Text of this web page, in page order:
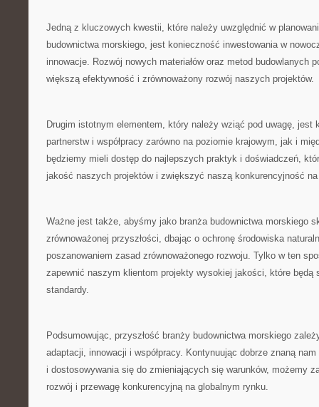
Jedną z ​kluczowych kwestii, które należy uwzględnić w
budownictwa ⁢morskiego,‌ jest konieczność inwestowania w
innowacje. Rozwój nowych materiałów ‍oraz metod budowlanych
większą efektywność i ​zrównoważony ⁣rozwój naszych projektów.
Drugim istotnym elementem, który ⁤należy wziąć pod uwagę, jest
partnerstw i⁢ współpracy zarówno na poziomie ⁣krajowym, jak ‍i
będziemy‍ mieli‌ dostęp do najlepszych​ praktyk‍ i doświadczeń,
jakość naszych projektów i ⁤zwiększyć naszą konkurencyjność
Ważne jest także, abyśmy jako branża budownictwa morskiego
zrównoważonej⁤ przyszłości, dbając o ochronę środowiska
poszanowaniem zasad zrównoważonego rozwoju. Tylko w ten⁤
zapewnić‍ naszym klientom ‌projekty wysokiej jakości,⁣ które będą
standardy.
Podsumowując, ​przyszłość ‍branży budownictwa morskiego
⁣adaptacji, innowacji i ⁤współpracy. Kontynuując dobrze znaną nam
i​ dostosowywania się​ do zmieniających się warunków, możemy
rozwój i przewagę konkurencyjną na globalnym rynku.